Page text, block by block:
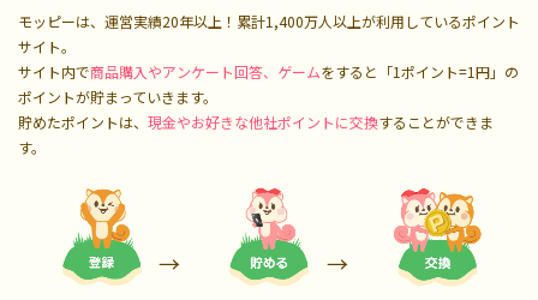
モッピーは、運営実績20年以上！累計1,400万人以上が利用しているポイント
サイト。
サイト内で商品購入やアンケート回答、ゲームをすると「1ポイント=1円」の
ポイントが貯まっていきます。
貯めたポイントは、 現金やお好きな他社ポイントに交換することができま
す。